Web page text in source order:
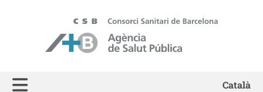
ASPB - Agència de Salut Pública de Barcelona
Català